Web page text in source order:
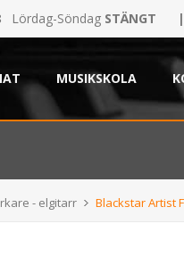
Lördag-Söndag STÄNGT |
MUSIKSKOLA
- elgitarr Blackstar Artist